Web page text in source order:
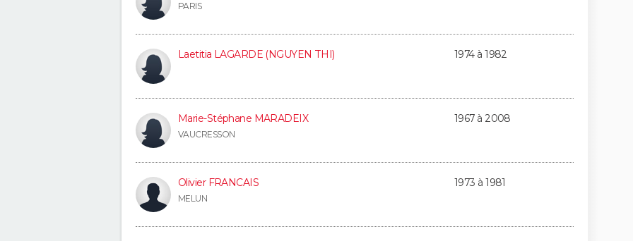
PARIS
Laetitia LAGARDE (NGUYEN THI) 1974 à 1982
Marie-Stéphane MARADEIX
VAUCRESSON
1967 à 2008
Olivier FRANCAIS
MELUN
1973 à 1981